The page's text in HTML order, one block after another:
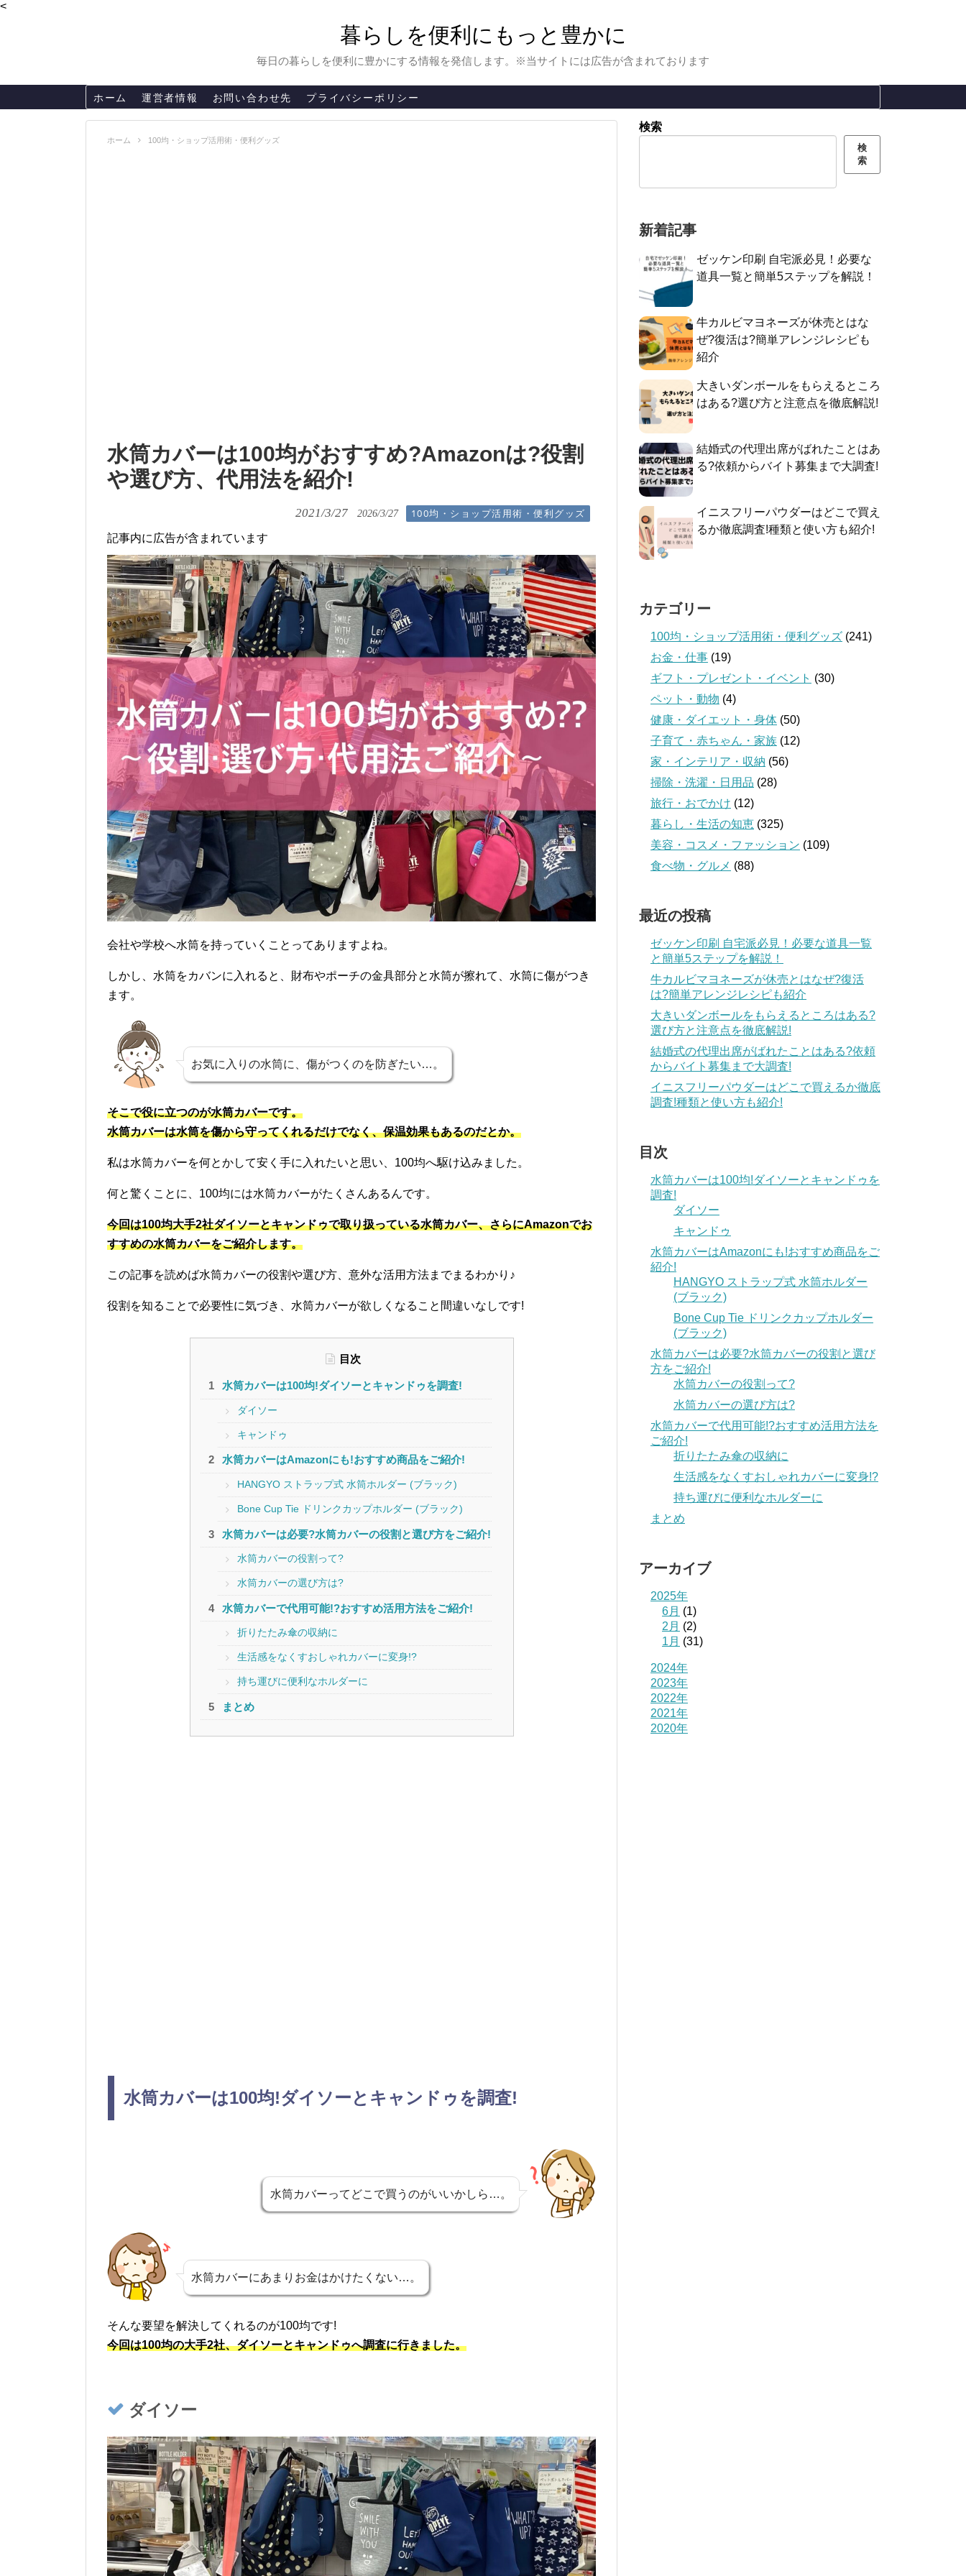
<
暮らしを便利にもっと豊かに
毎日の暮らしを便利に豊かにする情報を発信します。※当サイトには広告が含まれております
ホーム 運営者情報 お問い合わせ先 プライバシーポリシー
ホーム 100均・ショップ活用術・便利グッズ
水筒カバーは100均がおすすめ?Amazonは?役割
や選び方、代用法を紹介!
2021/3/27 2026/3/27 100均・ショップ活用術・便利グッズ
記事内に広告が含まれています
会社や学校へ水筒を持っていくことってありますよね。
しかし、水筒をカバンに入れると、財布やポーチの金具部分と水筒が擦れて、水筒に傷がつき
ます。
お気に入りの水筒に、傷がつくのを防ぎたい…。
そこで役に立つのが水筒カバーです。
水筒カバーは水筒を傷から守ってくれるだけでなく、保温効果もあるのだとか。
私は水筒カバーを何とかして安く手に入れたいと思い、100均へ駆け込みました。
何と驚くことに、100均には水筒カバーがたくさんあるんです。
今回は100均大手2社ダイソーとキャンドゥで取り扱っている水筒カバー、さらにAmazonでお
すすめの水筒カバーをご紹介します。
この記事を読めば水筒カバーの役割や選び方、意外な活用方法までまるわかり♪
役割を知ることで必要性に気づき、水筒カバーが欲しくなること間違いなしです!
目次
水筒カバーは100均!ダイソーとキャンドゥを調査!
ダイソー
キャンドゥ
水筒カバーはAmazonにも!おすすめ商品をご紹介!
HANGYO ストラップ式 水筒ホルダー (ブラック)
Bone Cup Tie ドリンクカップホルダー (ブラック)
水筒カバーは必要?水筒カバーの役割と選び方をご紹介!
水筒カバーの役割って?
水筒カバーの選び方は?
水筒カバーで代用可能!?おすすめ活用方法をご紹介!
折りたたみ傘の収納に
生活感をなくすおしゃれカバーに変身!?
持ち運びに便利なホルダーに
まとめ
水筒カバーは100均!ダイソーとキャンドゥを調査!
水筒カバーってどこで買うのがいいかしら…。
水筒カバーにあまりお金はかけたくない…。
そんな要望を解決してくれるのが100均です!
今回は100均の大手2社、ダイソーとキャンドゥへ調査に行きました。
ダイソー
検索
検
索
新着記事
ゼッケン印刷 自宅派必見！必要な
道具一覧と簡単5ステップを解説！
牛カルビマヨネーズが休売とはな
ぜ?復活は?簡単アレンジレシピも
紹介
大きいダンボールをもらえるところ
はある?選び方と注意点を徹底解説!
結婚式の代理出席がばれたことはあ
る?依頼からバイト募集まで大調査!
イニスフリーパウダーはどこで買え
るか徹底調査!種類と使い方も紹介!
カテゴリー
100均・ショップ活用術・便利グッズ (241)
お金・仕事 (19)
ギフト・プレゼント・イベント (30)
ペット・動物 (4)
健康・ダイエット・身体 (50)
子育て・赤ちゃん・家族 (12)
家・インテリア・収納 (56)
掃除・洗濯・日用品 (28)
旅行・おでかけ (12)
暮らし・生活の知恵 (325)
美容・コスメ・ファッション (109)
食べ物・グルメ (88)
最近の投稿
ゼッケン印刷 自宅派必見！必要な道具一覧
と簡単5ステップを解説！
牛カルビマヨネーズが休売とはなぜ?復活
は?簡単アレンジレシピも紹介
大きいダンボールをもらえるところはある?
選び方と注意点を徹底解説!
結婚式の代理出席がばれたことはある?依頼
からバイト募集まで大調査!
イニスフリーパウダーはどこで買えるか徹底
調査!種類と使い方も紹介!
目次
水筒カバーは100均!ダイソーとキャンドゥを
調査!
ダイソー
キャンドゥ
水筒カバーはAmazonにも!おすすめ商品をご
紹介!
HANGYO ストラップ式 水筒ホルダー
(ブラック)
Bone Cup Tie ドリンクカップホルダー
(ブラック)
水筒カバーは必要?水筒カバーの役割と選び
方をご紹介!
水筒カバーの役割って?
水筒カバーの選び方は?
水筒カバーで代用可能!?おすすめ活用方法を
ご紹介!
折りたたみ傘の収納に
生活感をなくすおしゃれカバーに変身!?
持ち運びに便利なホルダーに
まとめ
アーカイブ
2025年
6月 (1)
2月 (2)
1月 (31)
2024年
2023年
2022年
2021年
2020年